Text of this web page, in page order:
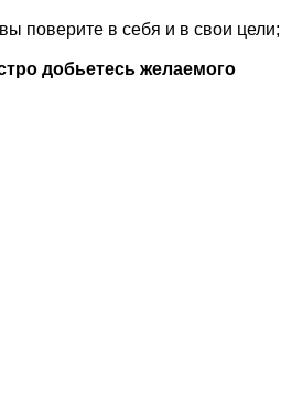
ы поверите в себя и в свои цели;
добьетесь желаемого